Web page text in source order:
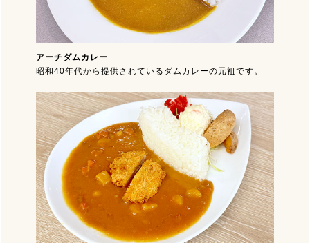
アーチダムカレー
昭和40年代から提供されているダムカレーの元祖です。